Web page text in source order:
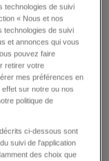
réforme
technologies de suivi
« Nous et nos
technologies de suivi
et annonces qui vous
pouvez faire
retirer votre
mes préférences en
sur notre ou nos
politique de
ci-dessous sont
suivi de l'application
des choix que